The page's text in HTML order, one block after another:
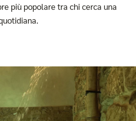
più popolare tra chi cerca una